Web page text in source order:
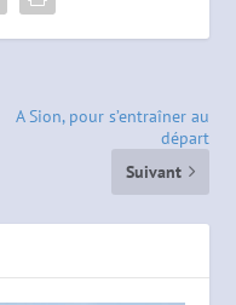
A Sion, pour s’entraîner au
départ
Suivant